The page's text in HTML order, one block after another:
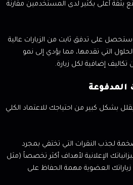
بثقة أعلى بكثير لدى المستخدمين مقارنة
على تدفق ثابت من الزيارات عالية
التي تقدمها، مما يؤدي إلى نمو
إضافية لكل زيارة.
المدفوعة
بشكل كبير من احتياجك للاعتماد الكلي
لجذب النقرات التي تختفي بمجرد
الإعلانية لأهداف أكثر تخصصاً (مثل
زياراتك العضوية مهمة الحفاظ على